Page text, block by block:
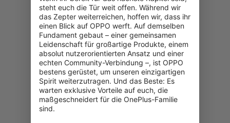
Es tut uns leid, dieses Produkt ist
in Ihrer Region vorübergehend
nicht zum Kauf verfügbar.
Weitere Produkte ansehen
steht euch die Tür weit offen. Während wir
das Zepter weiterreichen, hoffen wir, dass ihr
einen Blick auf OPPO werft. Auf demselben
Fundament gebaut – einer gemeinsamen
Leidenschaft für großartige Produkte, einem
absolut nutzerorientierten Ansatz und einer
echten Community-Verbindung –, ist OPPO
bestens gerüstet, um unseren einzigartigen
Spirit weiterzutragen. Und das Beste: Es
warten exklusive Vorteile auf euch, die
maßgeschneidert für die OnePlus-Familie
sind.